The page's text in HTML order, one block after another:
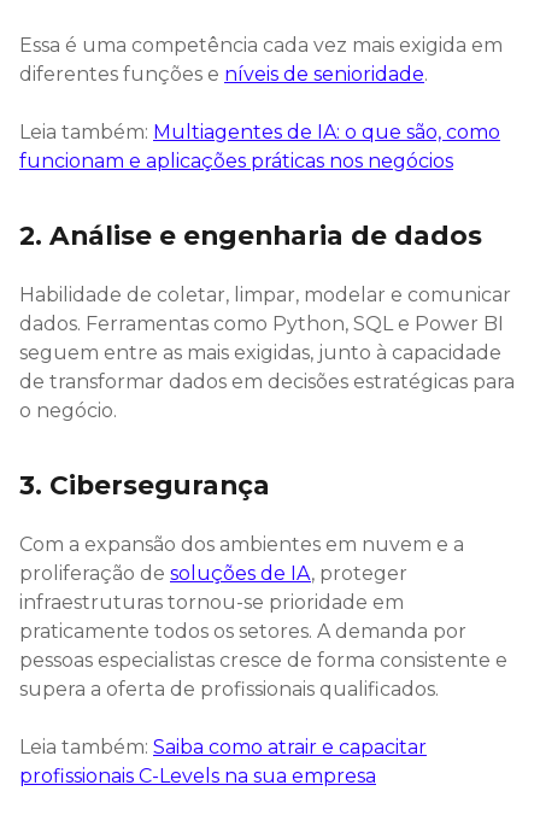
Essa é uma competência cada vez mais exigida em
diferentes funções e níveis de senioridade.
Leia também: Multiagentes de IA: o que são, como
funcionam e aplicações práticas nos negócios
2. Análise e engenharia de dados
Habilidade de coletar, limpar, modelar e comunicar
dados. Ferramentas como Python, SQL e Power BI
seguem entre as mais exigidas, junto à capacidade
de transformar dados em decisões estratégicas para
o negócio.
3. Cibersegurança
Com a expansão dos ambientes em nuvem e a
proliferação de soluções de IA, proteger
infraestruturas tornou-se prioridade em
praticamente todos os setores. A demanda por
pessoas especialistas cresce de forma consistente e
supera a oferta de profissionais qualificados.
Leia também: Saiba como atrair e capacitar
profissionais C-Levels na sua empresa